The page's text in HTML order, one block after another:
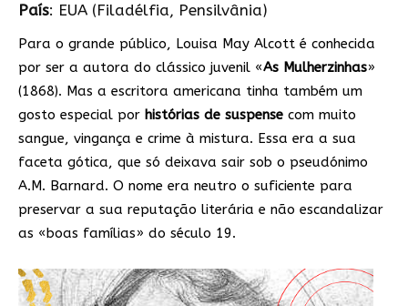
País: EUA (Filadélfia, Pensilvânia)
Para o grande público, Louisa May Alcott é conhecida
por ser a autora do clássico juvenil «As Mulherzinhas»
(1868). Mas a escritora americana tinha também um
gosto especial por histórias de suspense com muito
sangue, vingança e crime à mistura. Essa era a sua
faceta gótica, que só deixava sair sob o pseudónimo
A.M. Barnard. O nome era neutro o suficiente para
preservar a sua reputação literária e não escandalizar
as «boas famílias» do século 19.